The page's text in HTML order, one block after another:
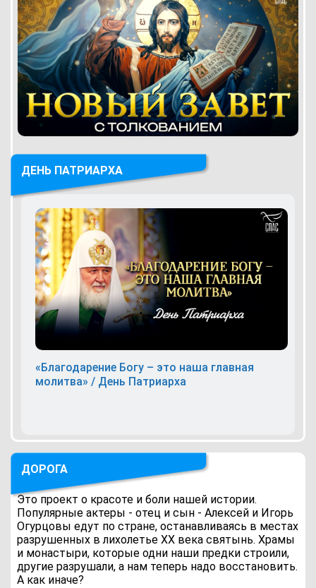
ДЕНЬ ПАТРИАРХА
«Благодарение Богу – это наша главная
молитва» / День Патриарха
ДОРОГА
Это проект о красоте и боли нашей истории.
Популярные актеры - отец и сын - Алексей и Игорь
Огурцовы едут по стране, останавливаясь в местах
разрушенных в лихолетье ХХ века святынь. Храмы
и монастыри, которые одни наши предки строили,
другие разрушали, а нам теперь надо восстановить.
А как иначе?